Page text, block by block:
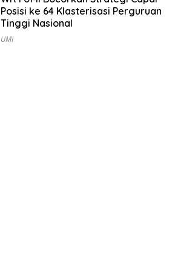
Posisi ke 64 Klasterisasi Perguruan
Tinggi Nasional
UMI